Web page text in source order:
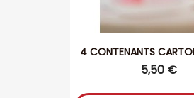
4 CONTENANTS
5,50 €